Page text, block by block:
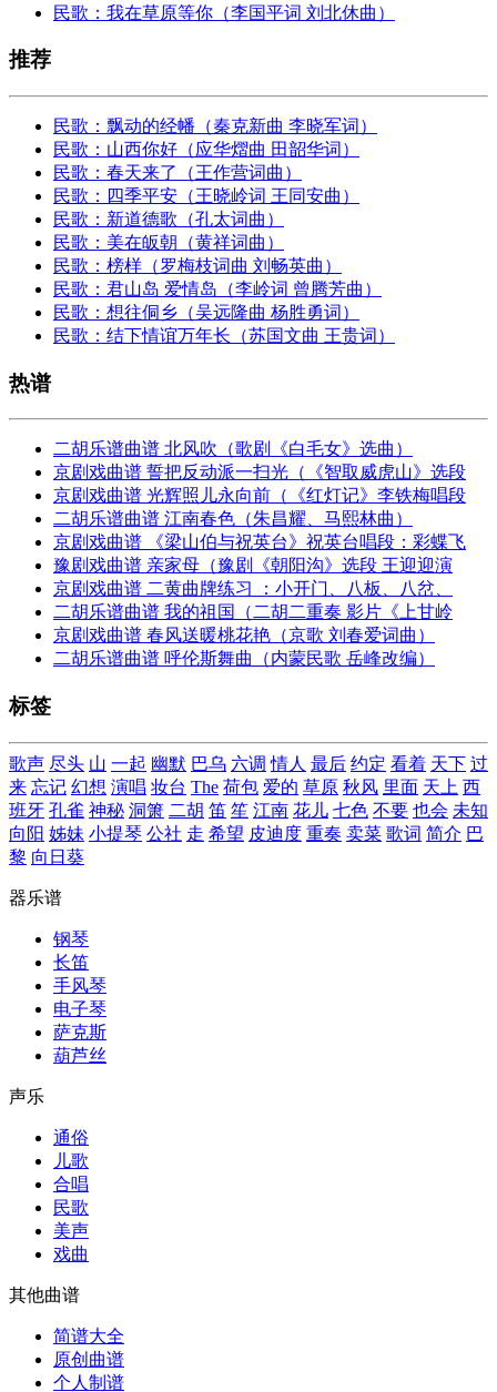
民歌：我在草原等你（李国平词 刘北休曲）
推荐
民歌：飘动的经幡（秦克新曲 李晓军词）
民歌：山西你好（应华熠曲 田韶华词）
民歌：春天来了（王作营词曲）
民歌：四季平安（王晓岭词 王同安曲）
民歌：新道德歌（孔太词曲）
民歌：美在皈朝（黄祥词曲）
民歌：榜样（罗梅枝词曲 刘畅英曲）
民歌：君山岛 爱情岛（李岭词 曾腾芳曲）
民歌：想往侗乡（吴远隆曲 杨胜勇词）
民歌：结下情谊万年长（苏国文曲 王贵词）
热谱
二胡乐谱曲谱 北风吹（歌剧《白毛女》选曲）
京剧戏曲谱 誓把反动派一扫光（《智取威虎山》选段
京剧戏曲谱 光辉照儿永向前（《红灯记》李铁梅唱段
二胡乐谱曲谱 江南春色（朱昌耀、马熙林曲）
京剧戏曲谱 《梁山伯与祝英台》祝英台唱段：彩蝶飞
豫剧戏曲谱 亲家母（豫剧《朝阳沟》选段 王迎迎演
京剧戏曲谱 二黄曲牌练习 ：小开门、八板、八岔、
二胡乐谱曲谱 我的祖国（二胡二重奏 影片《上甘岭
京剧戏曲谱 春风送暖桃花艳（京歌 刘春爱词曲）
二胡乐谱曲谱 呼伦斯舞曲（内蒙民歌 岳峰改编）
标签
歌声 尽头 山 一起 幽默 巴乌 六调 情人 最后 约定 看着 天下 过
来 忘记 幻想 演唱 妆台 The 荷包 爱的 草原 秋风 里面 天上 西
班牙 孔雀 神秘 洞箫 二胡 笛 笙 江南 花儿 七色 不要 也会 未知
向阳 姊妹 小提琴 公社 走 希望 皮迪度 重奏 卖菜 歌词 简介 巴
黎 向日葵
器乐谱
钢琴
长笛
手风琴
电子琴
萨克斯
葫芦丝
声乐
通俗
儿歌
合唱
民歌
美声
戏曲
其他曲谱
简谱大全
原创曲谱
个人制谱